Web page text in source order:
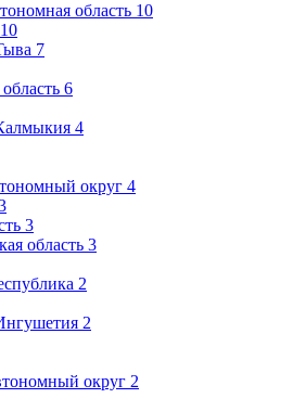
область 10
10
7
6
4
округ 4
3
область 3
2
2
округ 2